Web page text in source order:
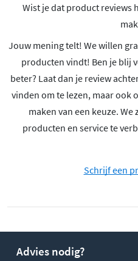
Wist je dat product reviews
Jouw mening telt! We willen
producten vindt! Ben je blij
beter? Laat dan je review
vinden om te lezen, maar ook
maken van een keuze.
producten en service te
Schrijf een
Advies nodig?